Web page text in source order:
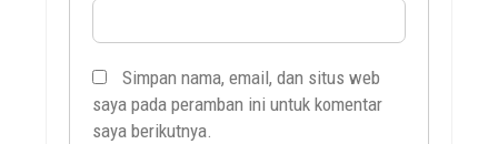
Simpan nama, email, dan situs web
saya pada peramban ini untuk komentar
saya berikutnya.